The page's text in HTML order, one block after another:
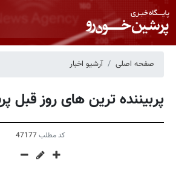
صفحه اصلی آرشیو اخبار
پربیننده ترین های روز قبل
کد مطلب 47177